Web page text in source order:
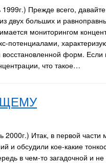
Прежде всего, давайте
двух больших и
мониторингом
потенциалами,
форм. Если
что такое…
Итак, в первой части
и обсудили кое-какие
в чем-то загадочной и